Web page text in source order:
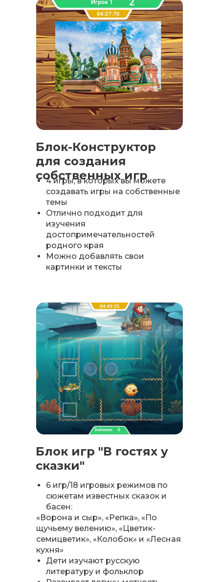
Блок-Конструктор
для создания
собственных игр
4 игры, в которых вы можете
создавать игры на собственные
темы
Отлично подходит для
изучения
достопримечательностей
родного края
Можно добавлять свои
картинки и тексты
Блок игр "В гостях у
сказки"
6 игр/18 игровых режимов по
сюжетам известных сказок и
басен:
«Ворона и сыр», «Репка», «По
щучьему велению», «Цветик-
семицветик», «Колобок» и «Лесная
кухня»
Дети изучают русскую
литературу и фольклор